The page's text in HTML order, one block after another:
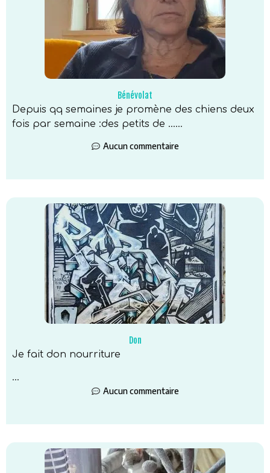
Bénévolat
Depuis qq semaines je promène des chiens deux
fois par semaine :des petits de …...
Aucun commentaire
Don
Je fait don nourriture
...
Aucun commentaire